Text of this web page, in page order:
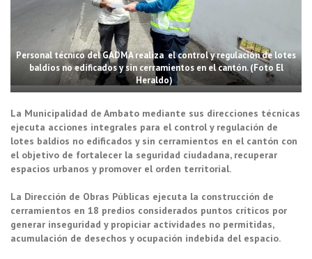
Personal técnico del GADMA realiza el control y regulación de lotes
baldíos no edificados y sin cerramientos en el cantón. (Foto El
Heraldo)
La Municipalidad de Ambato mediante sus direcciones técnicas
ejecuta acciones integrales para el control y regulación de
lotes baldíos no edificados y sin cerramientos en el cantón con
el objetivo de fortalecer la seguridad ciudadana, recuperar
espacios urbanos y promover el orden territorial.
La Dirección de Obras Públicas ejecuta la construcción de
cerramientos en 18 predios considerados puntos críticos por
generar inseguridad y propiciar actividades no permitidas,
acumulación de desechos y ocupación indebida del espacio.